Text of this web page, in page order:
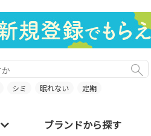
シミ 眠れない 定期
ブランドから探す